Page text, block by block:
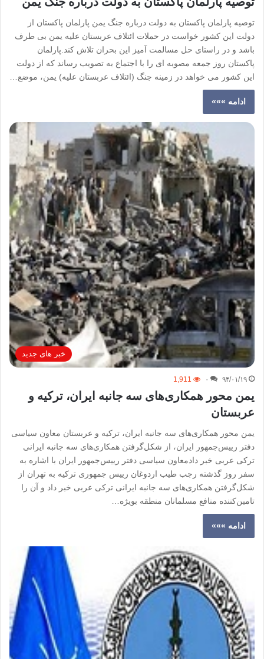
توصیه پارلمان پاکستان به دولت درباره جنگ یمن پارلمان پاکستان از
دولت این کشور خواست در حملات ائتلاف عربستان علیه یمن بی طرف
باشد و در راستای حل مسالمت آمیز این بحران تلاش کند.پارلمان
پاکستان روز جمعه مصوبه ای را با اجتماع به تصویب رساند که از دولت
این کشور می خواهد در زمینه جنگ (ائتلاف عربستان علیه) یمن، موضع…
ادامه »»»
خبر های جدید
۹۴/۰۱/۱۹ ۰ 1,911
یمن محور همکاری‌های سه جانبه ایران، ترکیه و
عربستان
یمن محور همکاری‌های سه جانبه ایران، ترکیه و عربستان معاون سیاسی
دفتر رییس‌جمهور ایران، از شکل‌گرفتن همکاری‌های سه جانبه ایرانی
ترکی عربی خبر دادمعاون سیاسی دفتر رییس‌جمهور ایران با اشاره به
سفر روز گذشته رجب طیب اردوغان رییس جمهوری ترکیه به تهران از
شکل‌گرفتن همکاری‌های سه جانبه ایرانی ترکی عربی خبر داد و آن را
تامین‌کننده منافع مسلمانان منطقه بویژه…
ادامه »»»